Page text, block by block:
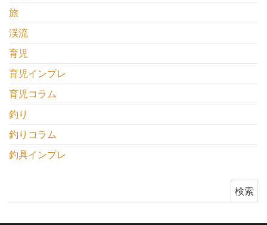
旅
渓流
育児
育児インプレ
育児コラム
釣り
釣りコラム
釣具インプレ